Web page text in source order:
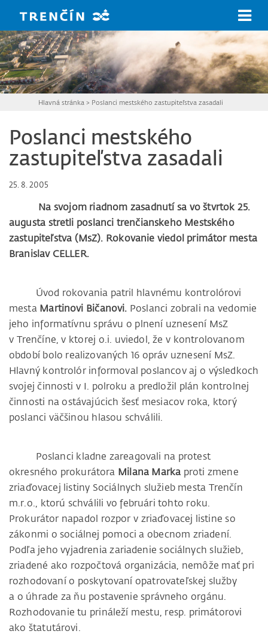
Hlavná stránka > Poslanci mestského zastupiteľstva zasadali
Poslanci mestského
zastupiteľstva zasadali
25. 8. 2005
Na svojom riadnom zasadnutí sa vo štvrtok 25.
augusta stretli poslanci trenčianskeho Mestského
zastupiteľstva (MsZ). Rokovanie viedol primátor mesta
Branislav CELLER.
Úvod rokovania patril hlavnému kontrolórovi
mesta Martinovi Bičanovi. Poslanci zobrali na vedomie
jeho informatívnu správu o plnení uznesení MsZ
v Trenčíne, v ktorej o.i. uviedol, že v kontrolovanom
období bolo realizovaných 16 opráv uznesení MsZ.
Hlavný kontrolór informoval poslancov aj o výsledkoch
svojej činnosti v I. polroku a predložil plán kontrolnej
činnosti na ostávajúcich šesť mesiacov roka, ktorý
poslanci väčšinou hlasou schválili.
Poslanci kladne zareagovali na protest
okresného prokurátora Milana Marka proti zmene
zriaďovacej listiny Sociálnych služieb mesta Trenčín
m.r.o., ktorú schválili vo februári tohto roku.
Prokurátor napadol rozpor v zriaďovacej listine so
zákonmi o sociálnej pomoci a obecnom zriadení.
Podľa jeho vyjadrenia zariadenie sociálnych služieb,
zriadené ako rozpočtová organizácia, nemôže mať pri
rozhodovaní o poskytovaní opatrovateľskej služby
a o úhrade za ňu postavenie správneho orgánu.
Rozhodovanie tu prináleží mestu, resp. primátorovi
ako štatutárovi.